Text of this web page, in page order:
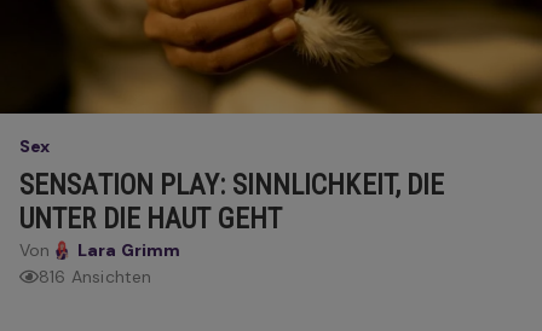
Sex
SENSATION PLAY: SINNLICHKEIT, DIE
UNTER DIE HAUT GEHT
Von
Lara Grimm
816 Ansichten